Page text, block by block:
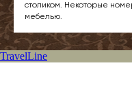
столиком. Некоторые
мебелью.
TravelLine